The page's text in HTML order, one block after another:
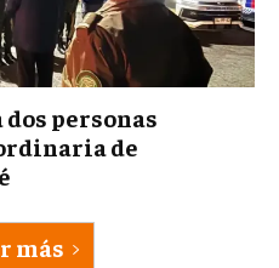
personas
de
más